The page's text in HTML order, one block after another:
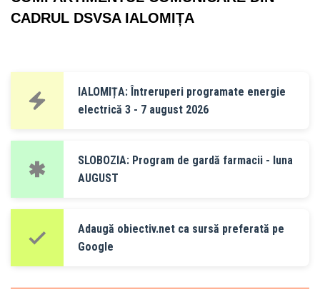
CADRUL DSVSA IALOMIȚA
IALOMIȚA: Întreruperi programate energie
electrică 3 - 7 august 2026
SLOBOZIA: Program de gardă farmacii - luna
AUGUST
Adaugă obiectiv.net ca sursă preferată pe
Google